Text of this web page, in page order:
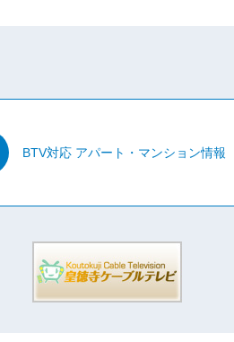
BTV対応 アパート・マンション情報